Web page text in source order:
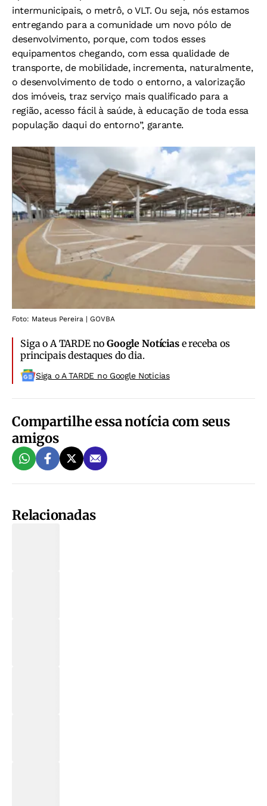
intermunicipais, o metrô, o VLT. Ou seja, nós estamos
entregando para a comunidade um novo pólo de
desenvolvimento, porque, com todos esses
equipamentos chegando, com essa qualidade de
transporte, de mobilidade, incrementa, naturalmente,
o desenvolvimento de todo o entorno, a valorização
dos imóveis, traz serviço mais qualificado para a
região, acesso fácil à saúde, à educação de toda essa
população daqui do entorno”, garante.
Foto: Mateus Pereira | GOVBA
Siga o A TARDE noGoogle Notíciase receba os
principais destaques do dia.
Siga o A TARDE no Google Noticias
Compartilhe essa notícia com seus
amigos
Relacionadas